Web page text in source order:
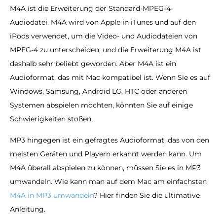
M4A ist die Erweiterung der Standard-MPEG-4-
Audiodatei. M4A wird von Apple in iTunes und auf den
iPods verwendet, um die Video- und Audiodateien von
MPEG-4 zu unterscheiden, und die Erweiterung M4A ist
deshalb sehr beliebt geworden. Aber M4A ist ein
Audioformat, das mit Mac kompatibel ist. Wenn Sie es auf
Windows, Samsung, Android LG, HTC oder anderen
Systemen abspielen möchten, könnten Sie auf einige
Schwierigkeiten stoßen.
MP3 hingegen ist ein gefragtes Audioformat, das von den
meisten Geräten und Playern erkannt werden kann. Um
M4A überall abspielen zu können, müssen Sie es in MP3
umwandeln. Wie kann man auf dem Mac am einfachsten
M4A in MP3 umwandeln? Hier finden Sie die ultimative
Anleitung.